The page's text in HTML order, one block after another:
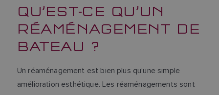
QU’EST-CE QU’UN
RÉAMÉNAGEMENT DE
BATEAU ?
Un réaménagement est bien plus qu’une simple
amélioration esthétique. Les réaménagements sont